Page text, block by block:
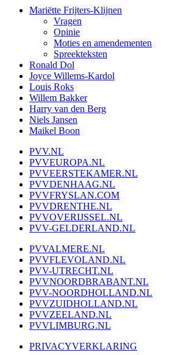
Mariëtte Frijters-Klijnen
Vragen
Opinie
Moties en amendementen
Spreekteksten
Ronald Dol
Joyce Willems-Kardol
Louis Roks
Willem Bakker
Harry van den Berg
Niels Jansen
Maikel Boon
PVV.NL
PVVEUROPA.NL
PVVEERSTEKAMER.NL
PVVDENHAAG.NL
PVVFRYSLAN.COM
PVVDRENTHE.NL
PVVOVERIJSSEL.NL
PVV-GELDERLAND.NL
PVVALMERE.NL
PVVFLEVOLAND.NL
PVV-UTRECHT.NL
PVVNOORDBRABANT.NL
PVV-NOORDHOLLAND.NL
PVVZUIDHOLLAND.NL
PVVZEELAND.NL
PVVLIMBURG.NL
PRIVACYVERKLARING